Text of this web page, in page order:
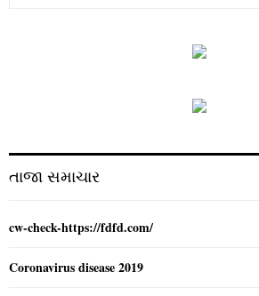
:
તાજા સમાચાર
cw-check-https://fdfd.com/
Coronavirus disease 2019